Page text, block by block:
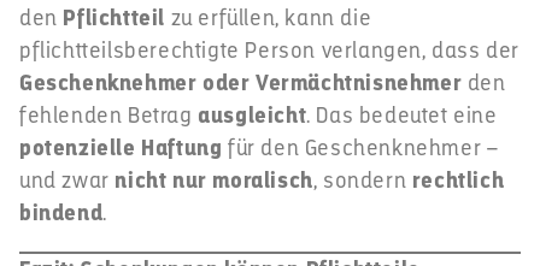
den Pflichtteil zu erfüllen, kann die
pflichtteilsberechtigte Person verlangen, dass der
Geschenknehmer oder Vermächtnisnehmer den
fehlenden Betrag ausgleicht. Das bedeutet eine
potenzielle Haftung für den Geschenknehmer –
und zwar nicht nur moralisch, sondern rechtlich
bindend.